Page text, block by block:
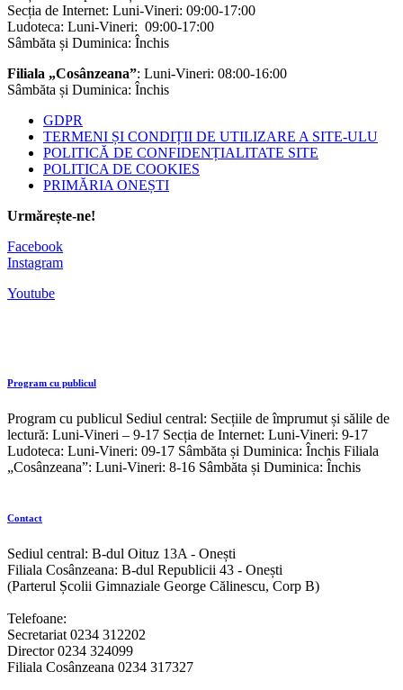
Secția de Internet: Luni-Vineri: 09:00-17:00
Ludoteca: Luni-Vineri: 09:00-17:00
Sâmbăta și Duminica: Închis
Filiala „Cosânzeana”: Luni-Vineri: 08:00-16:00
Sâmbăta și Duminica: Închis
GDPR
TERMENI ȘI CONDIȚII DE UTILIZARE A SITE-ULU
POLITICĂ DE CONFIDENȚIALITATE SITE
POLITICA DE COOKIES
PRIMĂRIA ONEȘTI
Urmărește-ne!
Facebook
Instagram
Youtube
Program cu publicul
Program cu publicul Sediul central: Secțiile de împrumut și sălile de
lectură: Luni-Vineri – 9-17 Secția de Internet: Luni-Vineri: 9-17
Ludoteca: Luni-Vineri: 09-17 Sâmbăta și Duminica: Închis Filiala
„Cosânzeana”: Luni-Vineri: 8-16 Sâmbăta și Duminica: Închis
Contact
Sediul central: B-dul Oituz 13A - Onești
Filiala Cosânzeana: B-dul Republicii 43 - Onești
(Parterul Școlii Gimnaziale George Călinescu, Corp B)
Telefoane:
Secretariat 0234 312202
Director 0234 324099
Filiala Cosânzeana 0234 317327